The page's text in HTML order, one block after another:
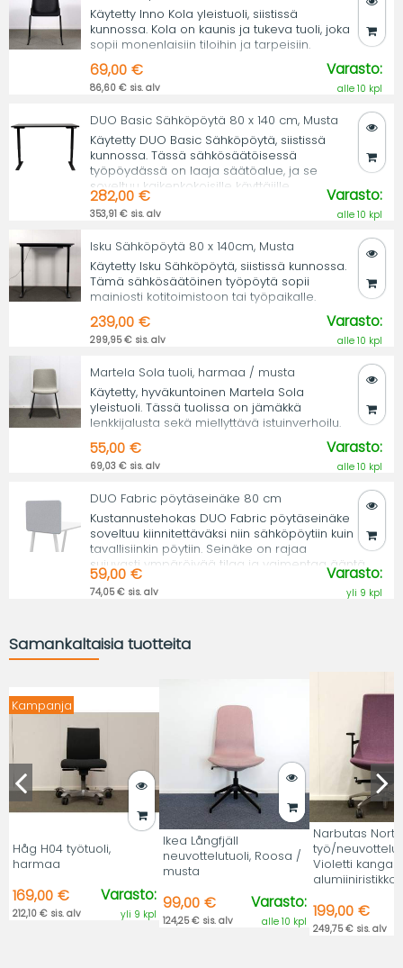
Käytetty Inno Kola yleistuoli, siistissä
kunnossa. Kola on kaunis ja tukeva tuoli, joka
sopii monenlaisiin tiloihin ja tarpeisiin.
69,00 €
86,60 € sis. alv
Varasto:
alle 10 kpl
DUO Basic Sähköpöytä 80 x 140 cm, Musta
Käytetty DUO Basic Sähköpöytä, siistissä
kunnossa. Tässä sähkösäätöisessä
työpöydässä on laaja säätöalue, ja se
soveltuu kaikenkokoisille käyttäjille.
282,00 €
353,91 € sis. alv
Varasto:
alle 10 kpl
Isku Sähköpöytä 80 x 140cm, Musta
Käytetty Isku Sähköpöytä, siistissä kunnossa.
Tämä sähkösäätöinen työpöytä sopii
mainiosti kotitoimistoon tai työpaikalle.
239,00 €
299,95 € sis. alv
Varasto:
alle 10 kpl
Martela Sola tuoli, harmaa / musta
Käytetty, hyväkuntoinen Martela Sola
yleistuoli. Tässä tuolissa on jämäkkä
lenkkijalusta sekä miellyttävä istuinverhoilu.
55,00 €
69,03 € sis. alv
Varasto:
alle 10 kpl
DUO Fabric pöytäseinäke 80 cm
Kustannustehokas DUO Fabric pöytäseinäke
soveltuu kiinnitettäväksi niin sähköpöytiin kuin
tavallisiinkin pöytiin. Seinäke on rajaa
sujuvasti ympäröivää tilaa ja vaimentaa ääntä.
59,00 €
74,05 € sis. alv
Varasto:
yli 9 kpl
Samankaltaisia tuotteita
Kampanja
Håg H04 työtuoli,
harmaa
169,00 €
212,10 € sis. alv
Varasto:
yli 9 kpl
Ikea Långfjäll
neuvottelutuoli, Roosa /
musta
99,00 €
124,25 € sis. alv
Varasto:
alle 10 kpl
Narbutas
työ/
Violetti kangas,
alumiiniristikko.
199,00 €
249,75 € sis. alv